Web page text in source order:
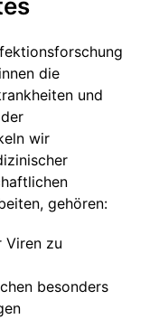
die
und
wir
gehören:
Viren zu
besonders